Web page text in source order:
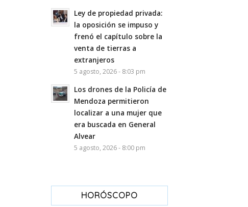
Ley de propiedad privada:
la oposición se impuso y
frenó el capítulo sobre la
venta de tierras a
extranjeros
5 agosto, 2026 - 8:03 pm
Los drones de la Policía de
Mendoza permitieron
localizar a una mujer que
era buscada en General
Alvear
5 agosto, 2026 - 8:00 pm
HORÓSCOPO